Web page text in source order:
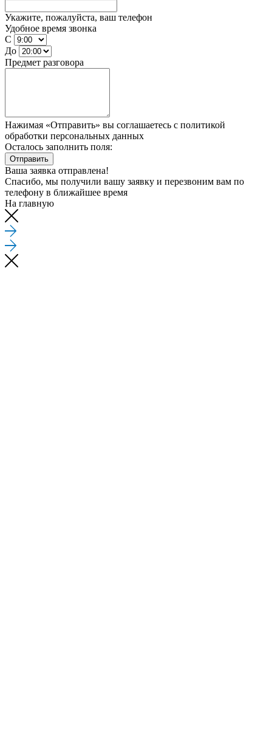
Укажите, пожалуйста, ваш телефон
Удобное время звонка
С
До
Предмет разговора
Нажимая «Отправить» вы соглашаетесь с политикой
обработки персональных данных
Осталось заполнить поля:
Отправить
Ваша заявка отправлена!
Спасибо, мы получили вашу заявку и перезвоним вам по
телефону в ближайшее время
На главную